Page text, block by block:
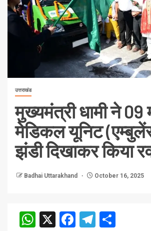
उत्तराखंड
मुख्यमंत्री धामी ने 09
मेडिकल यूनिट
झंडी दिखाकर किया
Badhai Uttarakhand October 16, 2025
WhatsApp
X Facebook
Telegram